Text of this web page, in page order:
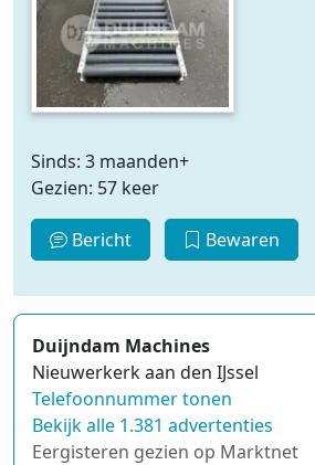
Sinds: 3 maanden+
Gezien: 57 keer
Bericht Bewaren
Duijndam Machines
Nieuwerkerk aan den IJssel
Telefoonnummer tonen
Bekijk alle 1.381 advertenties
Eergisteren gezien op Marktnet